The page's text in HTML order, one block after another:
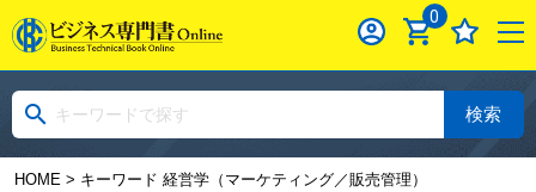
0
検索
HOME> キーワード 経営学（マーケティング／販売管理）